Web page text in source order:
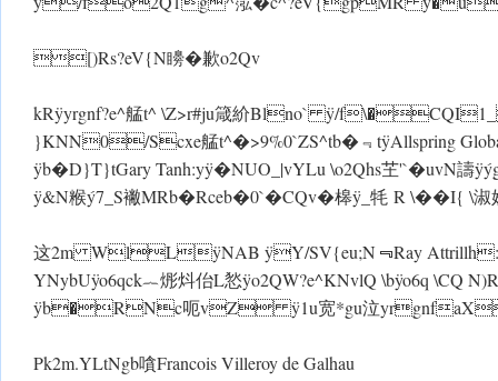
[)Rs?eV{N矏�歉o2Qv
kR ÿyrgnf?e^艋t^ \Z>r#ju箴紒Blno` ÿ/
}KNN0/Scxe艋t^�>9%0`ZS^tb�﹃tÿAllspring
ÿb�D}T}tGary Tanh:y ÿ�NUO_|vYLu \o2Qhs芏'`�uvN譸
ÿ&N糇ý7_S襒MRb�Rceb�0`�CQv�槔 ÿ_ 牦 R \��I{ \淑
这2m WlLÿNAB ÿY/SV{eu;N﹃Ray
YNybU ÿo6qck︷烿炓佁L悐 ÿo2Q W?e^KNvlQ \b
ÿb�RNc呃vZ ÿ1u宽*gu泣
Pk2m.YLtNgb嗿Francois Villeroy de Galhau